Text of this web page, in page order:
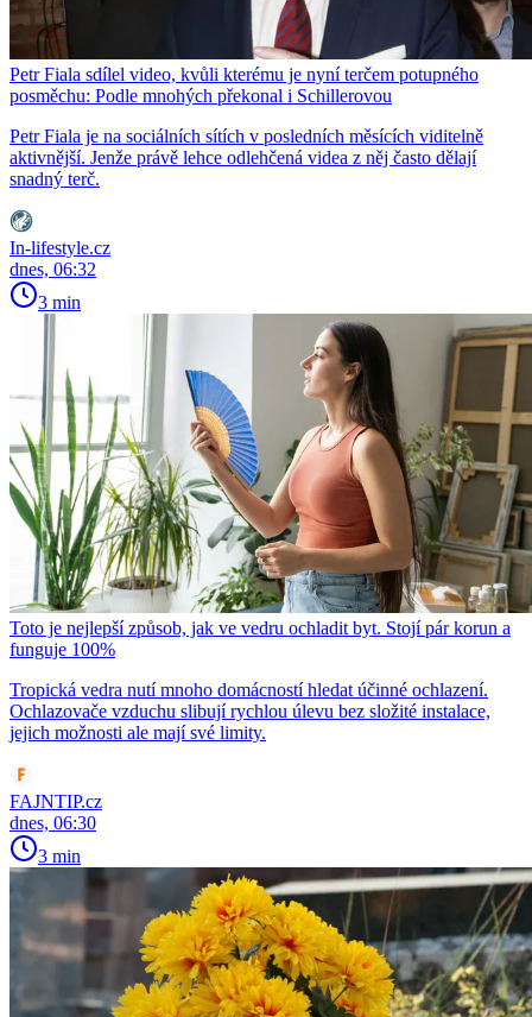
Petr Fiala sdílel video, kvůli kterému je nyní terčem potupného
posměchu: Podle mnohých překonal i Schillerovou
Petr Fiala je na sociálních sítích v posledních měsících viditelně
aktivnější. Jenže právě lehce odlehčená videa z něj často dělají
snadný terč.
In-lifestyle.cz
dnes, 06:32
3 min
Toto je nejlepší způsob, jak ve vedru ochladit byt. Stojí pár korun a
funguje 100%
Tropická vedra nutí mnoho domácností hledat účinné ochlazení.
Ochlazovače vzduchu slibují rychlou úlevu bez složité instalace,
jejich možnosti ale mají své limity.
FAJNTIP.cz
dnes, 06:30
3 min